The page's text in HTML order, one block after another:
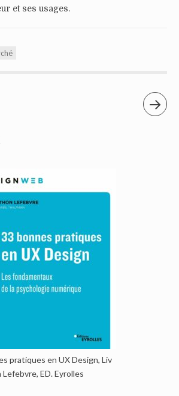
et ses usages.
pratiques en UX Design, Liv
ED. Eyrolles